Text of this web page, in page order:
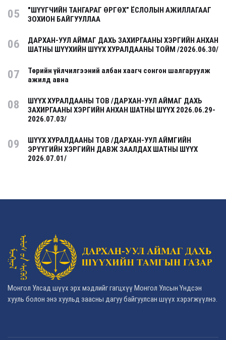
05
"ШҮҮГЧИЙН ТАНГАРАГ ӨРГӨХ” ЁСЛОЛЫН АЖИЛЛАГААГ
ЗОХИОН БАЙГУУЛЛАА
06
ДАРХАН-УУЛ АЙМАГ ДАХЬ ЗАХИРГААНЫ ХЭРГИЙН АНХАН
ШАТНЫ ШҮҮХИЙН ШҮҮХ ХУРАЛДААНЫ ТОЙМ /2026.06.30/
07
Төрийн үйлчилгээний албан хаагч сонгон шалгаруулж
ажилд авна
08
ШҮҮХ ХУРАЛДААНЫ ТОВ /ДАРХАН-УУЛ АЙМАГ ДАХЬ
ЗАХИРГААНЫ ХЭРГИЙН АНХАН ШАТНЫ ШҮҮХ 2026.06.29-
2026.07.03/
09
ШҮҮХ ХУРАЛДААНЫ ТОВ /ДАРХАН-УУЛ АЙМГИЙН
ЭРҮҮГИЙН ХЭРГИЙН ДАВЖ ЗААЛДАХ ШАТНЫ ШҮҮХ
2026.07.01/
Монгол Улсад шүүх эрх мэдлийг гагцхүү Монгол Улсын Үндсэн
хууль болон энэ хуульд заасны дагуу байгуулсан шүүх хэрэгжүүлнэ.